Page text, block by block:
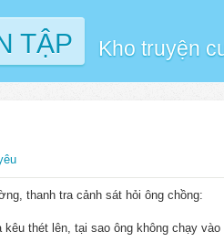
TẬP Kho truyện
thanh tra cảnh sát hỏi ông chồng:
kêu thét lên, tại sao ông không chạy